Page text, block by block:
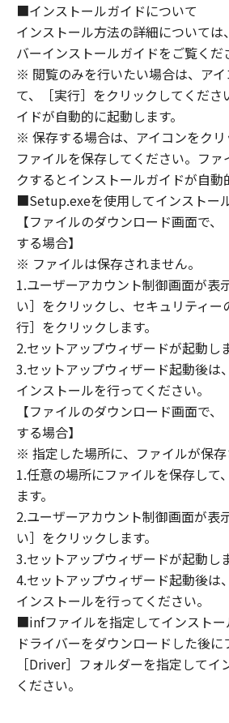
記のボタンをクリックした時点
フトウェア」をインストールし
し、下記(2)または(3)により終
効に存続します。
(2) お客様は、「本ソフトウェ
複製物のすべてを廃棄および消
り、本契約書を終了させること
(3) お客様が本契約書のいずれ
した場合、本契約書は直ちに終
(4) お客様は、上記(3)によって
した場合、速やかに、「本ソフ
びその複製物のすべてを廃棄ま
のとします。
(5) 上記にかかわらず、本契約書
から第7条まで、第8条第4項お
定は、本契約書の終了後も効力
９．U.S. GOVERNMENT
NOTICE
“米国政府エンドユーザー”と
関また団体を意味します。もし
府エンドユーザーである場合
用されます：The SOFTWARE
item," as that term is defined at
2.101 (Oct 1995), consisting of
computer software" and
computer software
terms are used in 48 C.F.R.
Consistent with 48 C.F.R. 12.212
227.7202-1 through 227.7202-4
all U.S. Government End
the SOFTWARE with only
forth herein. The
Inc./30-2, Shimomaruko 3-
Tokyo 146-8501, Japan.
本条項中で使用される"the
本契約書中で定義される「本ソ
■インストールガイドについて
インストール方法の詳細については
バーインストールガイドをご覧くだ
※ 閲覧のみを行いたい場合は、ア
て、［実行］をクリックしてくださ
イドが自動的に起動します。
※ 保存する場合は、アイコンをク
ファイルを保存してください。ファ
クするとインストールガイドが自動
■Setup.exeを使用してインストー
【ファイルのダウンロード画面で
する場合】
※ ファイルは保存されません。
1.ユーザーアカウント制御画面が表
い］をクリックし、セキュリティー
行］をクリックします。
2.セットアップウィザードが起動しま
3.セットアップウィザード起動後は
インストールを行ってください。
【ファイルのダウンロード画面で
する場合】
※ 指定した場所に、ファイルが保存
1.任意の場所にファイルを保存して
ます。
2.ユーザーアカウント制御画面が表
い］をクリックします。
3.セットアップウィザードが起動しま
4.セットアップウィザード起動後は
インストールを行ってください。
■infファイルを指定してインスト
ドライバーをダウンロードした後に
［Driver］フォルダーを指定してイ
ください。